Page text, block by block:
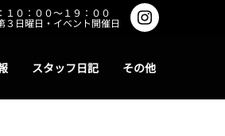
１０：００～１９：００
３日曜日・イベント開催日
スタッフ日記 その他